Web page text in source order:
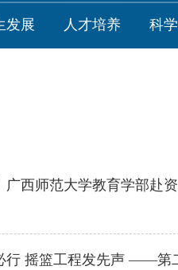
发展 人才培养 科
广西师范大学教育学部赴
行 摇篮工程发先声 ——第